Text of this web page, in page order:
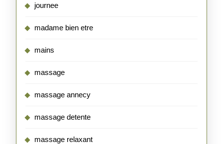
journee
madame bien etre
mains
massage
massage annecy
massage detente
massage relaxant